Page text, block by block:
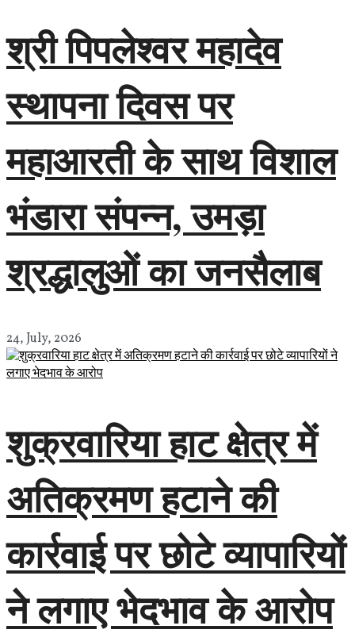
श्री पिपलेश्वर महादेव
स्थापना दिवस पर
महाआरती के साथ विशाल
भंडारा संपन्न, उमड़ा
श्रद्धालुओं का जनसैलाब
24, July, 2026
शुक्रवारिया हाट क्षेत्र में
अतिक्रमण हटाने की
कार्रवाई पर छोटे व्यापारियों
ने लगाए भेदभाव के आरोप